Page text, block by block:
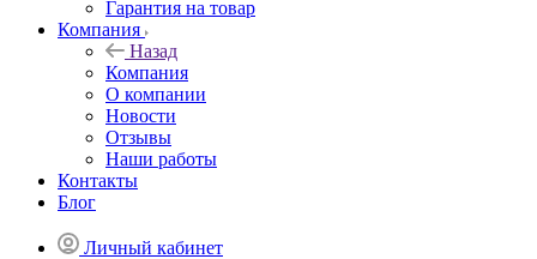
Гарантия на товар
Компания
Назад
Компания
О компании
Новости
Отзывы
Наши работы
Контакты
Блог
Личный кабинет